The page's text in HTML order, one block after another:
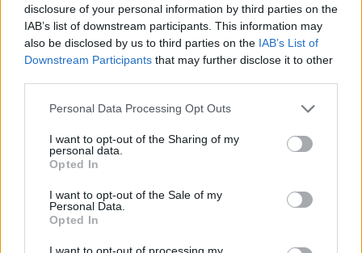
disclosure of your personal information by third parties on the
IAB’s list of downstream participants. This information may
also be disclosed by us to third parties on the IAB’s List of
Downstream Participants that may further disclose it to other
Please note that this website/app uses one or more Google
not limited to your visit or usage behaviour. You may click to
grant or deny consent to Google and its third-party tags to
use your data for below specified purposes in below Google
consent section.
Personal Data Processing Opt Outs
I want to opt-out of the Sharing of my
personal data.
Opted In
I want to opt-out of the Sale of my
Personal Data.
Opted In
I want to opt-out of processing my
Σημείωσε ακόμα ότι ο μεσοπρόθεσμος και
μακροπρόθεσμος στόχος της κυβέρνησης, είναι «να
υπάρξει πραγματική εγρήγορση εντός της Ευρωπαϊκής
ελέγχων αποτροπής τής κερδοσκοπίας και το πλαφόν
στο περιθώριο κέρδους. «Εάν αυτό γίνει, θα έχουμε μία
είδαμε να συμβαίνει την προηγούμενη εβδομάδα»,
συμπλήρωσε ο κ. Πετσας.